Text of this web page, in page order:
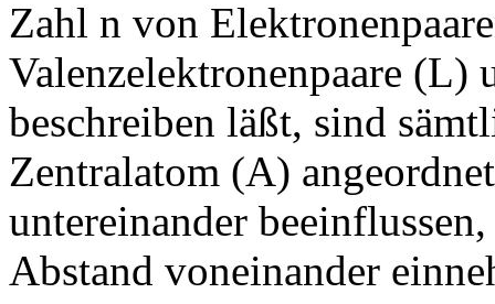
Zahl n von
Valenzelektronenpaare (L)
beschreiben läßt, sind
Zentralatom (A)
untereinander
Abstand voneinander